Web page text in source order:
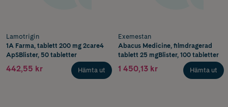
Lamotrigin
1A Farma, tablett 200 mg 2care4
ApSBlister, 50 tabletter
442,55 kr Hämta ut
Exemestan
Abacus Medicine, filmdragerad
tablett 25 mgBlister, 100 tabletter
1 450,13 kr Hämta ut